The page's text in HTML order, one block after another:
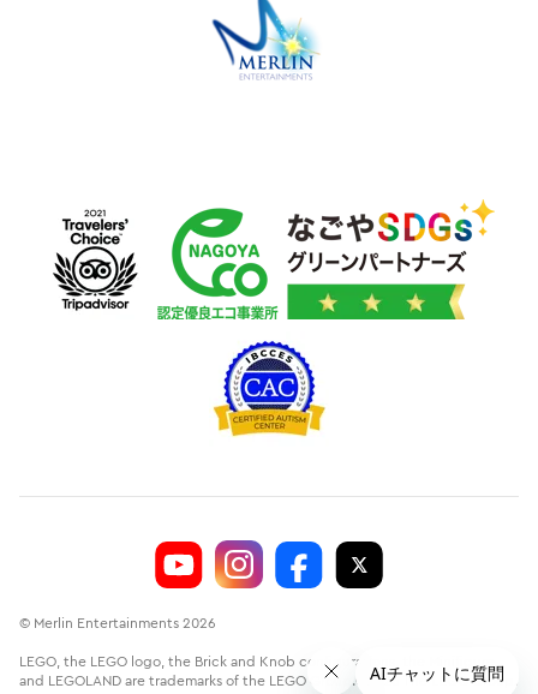
© Merlin Entertainments 2026
LEGO, the LEGO logo, the Brick and Knob configurations, the Minifigure
and LEGOLAND are trademarks of the LEGO Group.©2026 The LEGO Group.